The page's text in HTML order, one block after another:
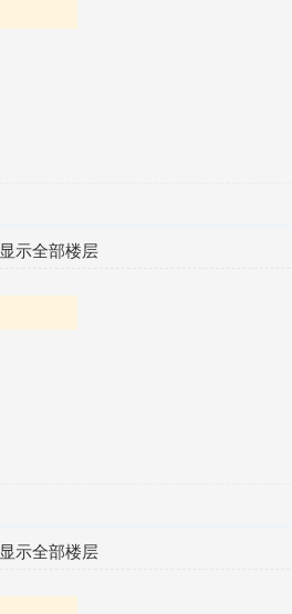
显示全部楼层
显示全部楼层